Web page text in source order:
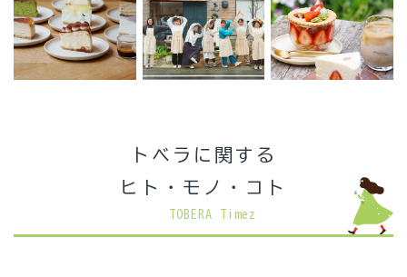
トベラに関する
ヒト・モノ・コト
TOBERA Timez